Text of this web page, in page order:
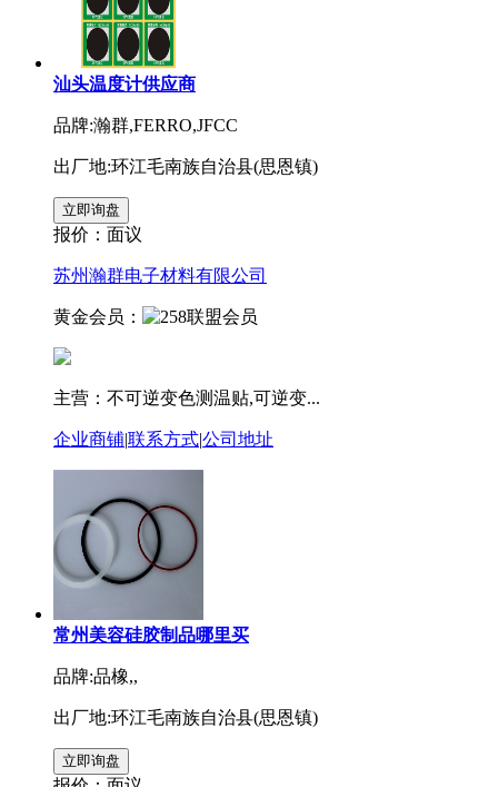
汕头温度计供应商
品牌:瀚群,FERRO,JFCC
出厂地:环江毛南族自治县(思恩镇)
报价： 面议
苏州瀚群电子材料有限公司
黄金会员：
主营：不可逆变色测温贴,可逆变...
企业商铺|联系方式|公司地址
常州美容硅胶制品哪里买
品牌:品橡,,
出厂地:环江毛南族自治县(思恩镇)